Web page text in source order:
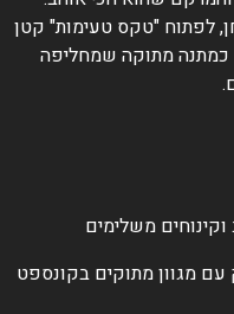
"טקס טעימות" קטן
מתוקה שמחליפה
משלימים
מתוקים בקונספט